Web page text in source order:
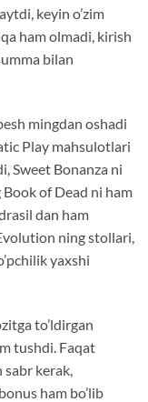
keyin o’zim
ham olmadi, kirish
bilan
mingdan oshadi
Play mahsulotlari
Sweet Bonanza ni
Book of Dead ni ham
dan ham
ning stollari,
yaxshi
to’ldirgan
tushdi. Faqat
kerak,
ham bo’lib